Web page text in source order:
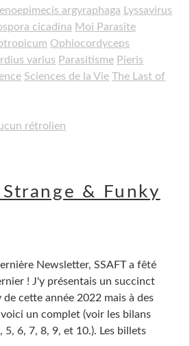
argyraphaga Lyssavirus
cicadina Moi Parasite
Ophiocordyceps
varius Parasitisme Pieris
Sciences de la Vie The Last of
rétrolien
& Funky
Newsletter, SSAFT a fêté
! J'y présentais un succinct
cette année 2022 mais à des
un complet (voir les bilans
5, 6, 7, 8, 9, et 10.). Les billets